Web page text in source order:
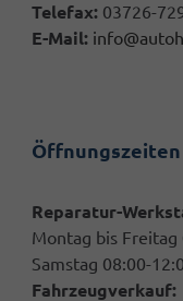
Telefax: 03726-
E-Mail:
Öffnungszeiten
Reparatur-
Montag bis Freitag
Samstag 08:00-
Fahrzeugverkauf: